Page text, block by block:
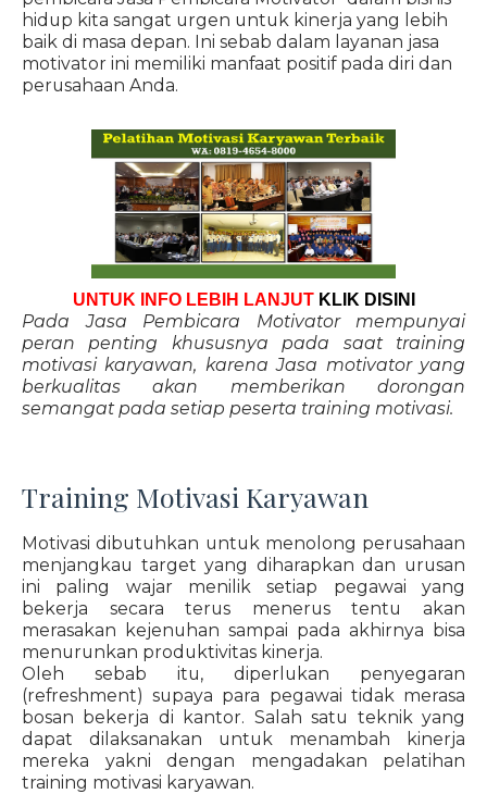
hidup kita sangat urgen untuk kinerja yang lebih
baik di masa depan. Ini sebab dalam layanan jasa
motivator ini memiliki manfaat positif pada diri dan
perusahaan Anda.
UNTUK INFO LEBIH LANJUT KLIK DISINI
Pada Jasa Pembicara Motivator mempunyai
peran penting khususnya pada saat training
motivasi karyawan, karena Jasa motivator yang
berkualitas akan memberikan dorongan
semangat pada setiap peserta training motivasi.
Training Motivasi Karyawan
Motivasi dibutuhkan untuk menolong perusahaan
menjangkau target yang diharapkan dan urusan
ini paling wajar menilik setiap pegawai yang
bekerja secara terus menerus tentu akan
merasakan kejenuhan sampai pada akhirnya bisa
menurunkan produktivitas kinerja.
Oleh sebab itu, diperlukan penyegaran
(refreshment) supaya para pegawai tidak merasa
bosan bekerja di kantor. Salah satu teknik yang
dapat dilaksanakan untuk menambah kinerja
mereka yakni dengan mengadakan pelatihan
training motivasi karyawan.